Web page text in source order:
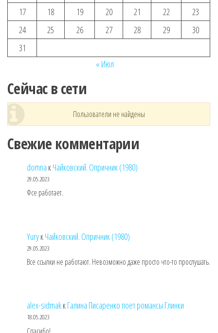
17
18 19 20 21 22
23
24
25 26 27 28 29
30
31
« Июл
Сейчас в сети
Пользователи не найдены
Свежие комментарии
domna кЧайковский. Опричник (1980)
29.05.2023
Фсе работает.
YuryкЧайковский. Опричник (1980)
29.05.2023
Все ссылки не работают. Невозможно даже просто что-то прослушать.
alex-sidmakкГалина Писаренко поет романсы Глинки
18.05.2023